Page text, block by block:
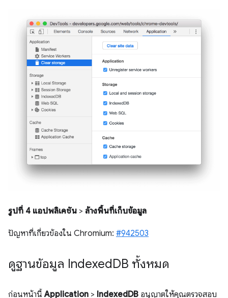
รูปที่ 4 แอปพลิเคชัน > ล้างพื้นที่เก็บข้อมูล
ปัญหาที่เกี่ยวข้องใน Chromium: #942503
ดูฐานข้อมูล IndexedDB ทั้งหมด
ก่อนหน้านี้Application > IndexedDB อนุญาตให้คุณตรวจสอบ